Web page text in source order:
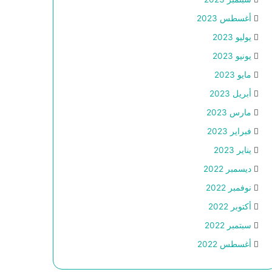
أغسطس 2023
يوليو 2023
يونيو 2023
مايو 2023
أبريل 2023
مارس 2023
فبراير 2023
يناير 2023
ديسمبر 2022
نوفمبر 2022
أكتوبر 2022
سبتمبر 2022
أغسطس 2022